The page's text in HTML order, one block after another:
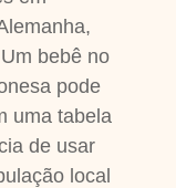
bebê no
pode
uma tabela
de usar
local